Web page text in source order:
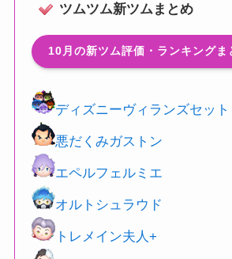
ツムツム新ツムまとめ
10月の新ツム評価・ランキングま
ディズニーヴィランズセット
悪だくみガストン
エペルフェルミエ
オルトシュラウド
トレメイン夫人+